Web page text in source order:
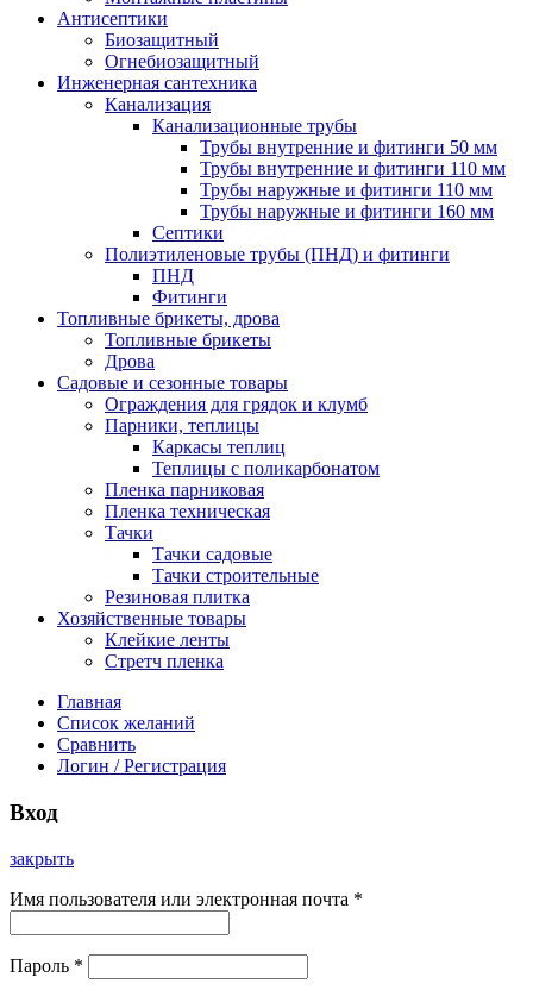
Антисептики
Биозащитный
Огнебиозащитный
Инженерная сантехника
Канализация
Канализационные трубы
Трубы внутренние и фитинги 50 мм
Трубы внутренние и фитинги 110 мм
Трубы наружные и фитинги 110 мм
Трубы наружные и фитинги 160 мм
Септики
Полиэтиленовые трубы (ПНД) и фитинги
ПНД
Фитинги
Топливные брикеты, дрова
Топливные брикеты
Дрова
Садовые и сезонные товары
Ограждения для грядок и клумб
Парники, теплицы
Каркасы теплиц
Теплицы с поликарбонатом
Пленка парниковая
Пленка техническая
Тачки
Тачки садовые
Тачки строительные
Резиновая плитка
Хозяйственные товары
Клейкие ленты
Стретч пленка
Главная
Список желаний
Сравнить
Логин / Регистрация
Вход
закрыть
Имя пользователя или электронная почта *
Пароль *